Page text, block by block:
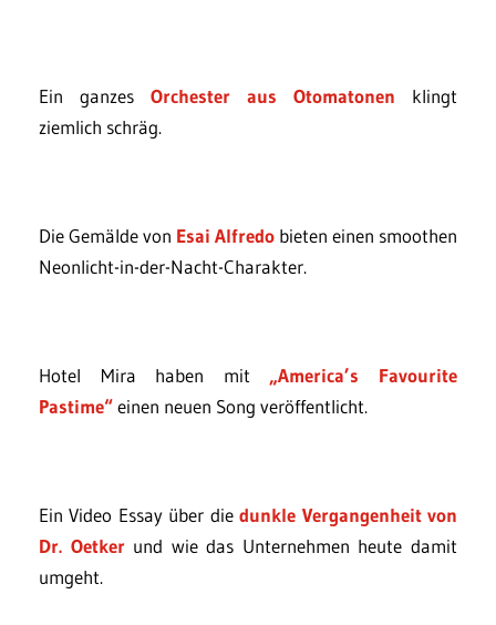
Ein ganzes Orchester aus Otomatonen klingt
ziemlich schräg.
Die Gemälde von Esai Alfredo bieten einen smoothen
Neonlicht-in-der-Nacht-Charakter.
Hotel Mira haben mit „America’s Favourite
Pastime“einen neuen Song veröffentlicht.
Ein Video Essay über diedunkle Vergangenheit von
Dr. Oetkerund wie das Unternehmen heute damit
umgeht.